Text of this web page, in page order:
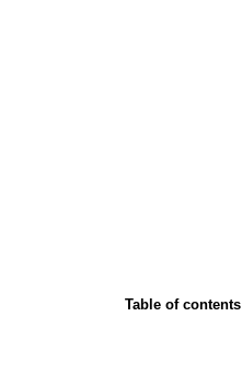
Table of contents